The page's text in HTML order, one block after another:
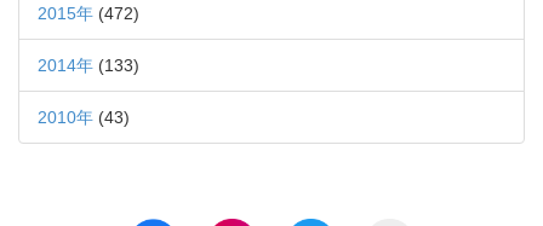
2015年 (472)
2014年 (133)
2010年 (43)